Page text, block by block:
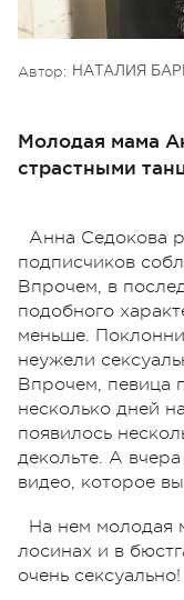
Автор: НАТАЛИЯ
Молодая мама
страстными
Анна Седокова
подписчиков
Впрочем, в
подобного
меньше.
неужели
Впрочем, певица
несколько дней
появилось
декольте. А
видео, которое
На нем молодая
лосинах и в
очень сексуально!